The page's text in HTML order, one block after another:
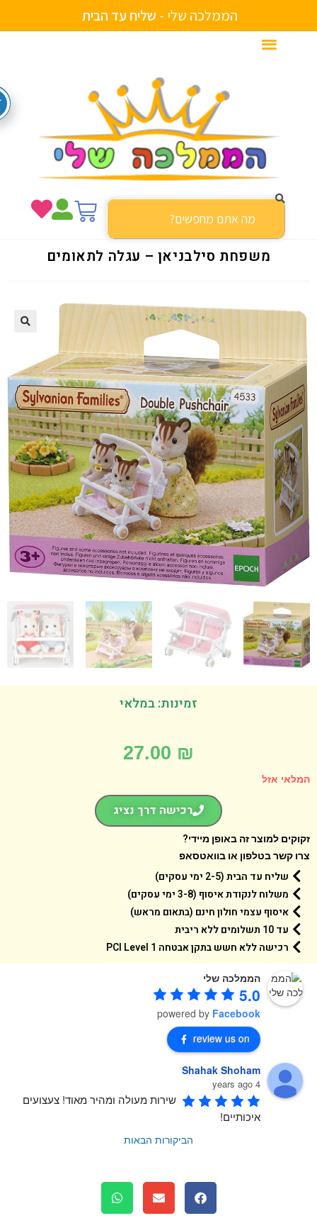
הממלכה שלי -שלי חעדהבית
משפחת סילבניאן – עגלה לתאומים
זמינות: במלאי
27.00
אזל
רכישה דרך נציג
למוצר זה באופן מיידי?
קשר בטלפון או בוואטסאפ
שליח עד הבית (2-5 ימי עסקים)
משלוח לנקודת איסוף (3-8 ימי עסקים)
איסוף עצמי חולון חינם (בתאום מראש)
עד 10 תשלומים ללא ריבית
רכישה ללא חשש בתקן אבטחה 1 PCI Level
הממלכה שלי
5.0
powered byFacebook
review us on
Shahak Shoham
4 years ago
שירות מעולה ומהיר מאוד! צעצועים
איכותיים!
הביקורות הבאות